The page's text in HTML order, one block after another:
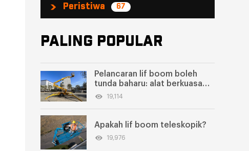
Peristiwa 67
PALING POPULAR
Pelancaran lif boom boleh
tunda baharu: alat berkuasa
untuk bekerja pada ketinggian
19,114
Apakah lif boom teleskopik?
19,976